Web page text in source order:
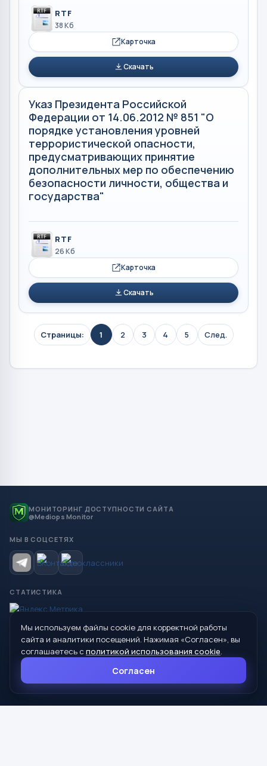
RTF
38 Кб
Карточка
Скачать
Указ Президента Российской
Федерации от 14.06.2012 № 851 "О
порядке установления уровней
террористической опасности,
предусматривающих принятие
дополнительных мер по обеспечению
безопасности личности, общества и
государства"
RTF
26 Кб
Карточка
Скачать
Страницы: 1 2 3 4 5 След.
МОНИТОРИНГ ДОСТУПНОСТИ САЙТА
@Mediops Monitor
МЫ В СОЦСЕТЯХ
СТАТИСТИКА
© 2026 Управление образования Администрации МО
Сухой Лог
624800, Свердловская область, г. Сухой Лог, ул. Кирова, дом 7
8 (34373) 4-33-85
Мы используем файлы cookie для корректной работы
сайта и аналитики посещений. Нажимая «Согласен», вы
соглашаетесь с политикой использования cookie.
Согласен